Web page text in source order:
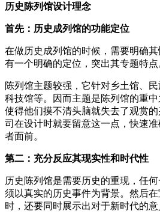
历史陈列馆设计理念
首先：历史成列馆的功能定位
在做历史成列馆的时候，需要明确
有一个明确的定位，突出其专题特点
陈列馆主题较强，它针对乡土馆、民
科技馆等。因而主题是陈列馆的重
使得他们摸不清头脑就失去了观赏
司在设计时就要留意这一点，快速
者面前。
第二：充分反应其现实性和时代性
历史陈列馆是需要历史的重现，任
须以真实的历史事件为背景。然后
时，还要同时展示出对于新时代的意